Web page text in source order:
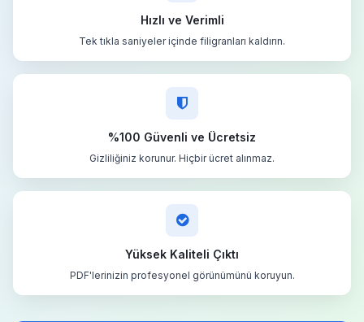
Hızlı ve Verimli
Tek tıkla saniyeler içinde filigranları kaldırın.
%100 Güvenli ve Ücretsiz
Gizliliğiniz korunur. Hiçbir ücret alınmaz.
Yüksek Kaliteli Çıktı
PDF'lerinizin profesyonel görünümünü koruyun.